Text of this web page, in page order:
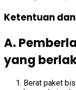
Ketentuan
A.
yang
Berat paket